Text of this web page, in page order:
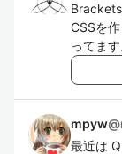
CSSを
ってます
mpyw@
最近は